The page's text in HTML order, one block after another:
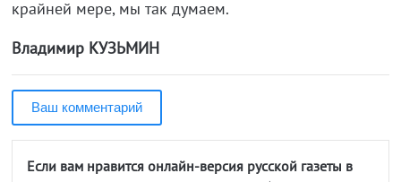
крайней мере, мы так думаем.
Владимир КУЗЬМИН
Ваш комментарий
Если вам нравится онлайн-версия русской газеты в